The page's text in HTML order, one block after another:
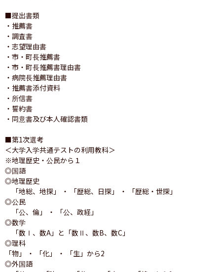
■提出書類
・推薦書
・調査書
・志望理由書
・市・町長推薦書
・市・町長推薦書理由書
・病院長推薦理由書
・推薦書添付資料
・所信書
・誓約書
・同意書及び本人確認書類
■第1次選考
＜大学入学共通テストの利用教科＞
※地理歴史・公民から１
◎国語
◎地理歴史
「地総、地探」 ・ 「歴総、日探」 ・ 「歴総・世探」
◎公民
「公、倫」 ・ 「公、政経」
◎数学
「数Ⅰ、数A」と「数Ⅱ、数B、数C」
◎理科
「物」 ・ 「化」 ・ 「生」から2
◎外国語